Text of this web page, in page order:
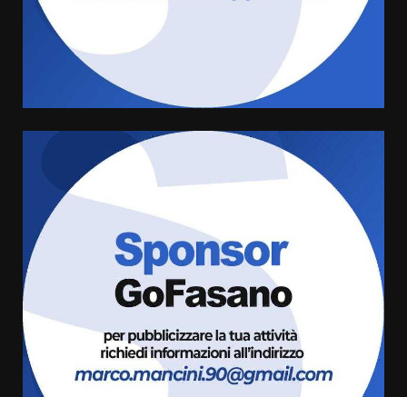
Savelletri in festa, domani sera
grande spettacolo con Uccio De
Santis
Sostenibile: premiati gli studenti
universitari del bando “La strada
giusta”
8 Agosto 2026 07:15
“I Contestatori: Musica di
Rivoluzione”: nuovo
appuntamento con “Fasano in
Banda”
7 Agosto 2026 06:05
US Fasano, Scianaro: “Profonda
amarezza per esclusione dal
campionato di calcio”